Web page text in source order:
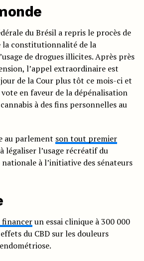
du Brésil a repris le procès de
la constitutionnalité de la
de drogues illicites. Après près
l’appel extraordinaire est
de la Cour plus tôt ce mois-ci et
en faveur de la dépénalisation
à des fins personnelles au
au parlement son tout premier
légaliser l’usage récréatif du
nationale à l’initiative des sénateurs
financerun essai clinique à 300 000
du CBD sur les douleurs